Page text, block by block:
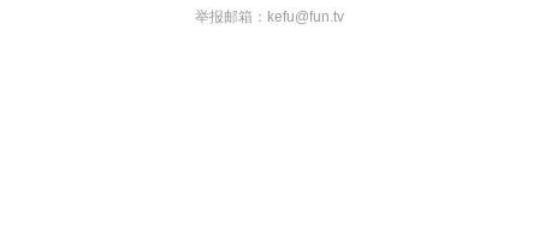
举报邮箱： kefu@fun.tv